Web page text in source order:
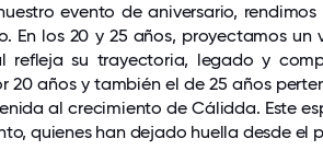
evento de aniversario,
En los 20 y 25 años, proyectamos
refleja su trayectoria, legado y
20 años y también el de 25 años
al crecimiento de Cálidda. Este
quienes han dejado huella desde el